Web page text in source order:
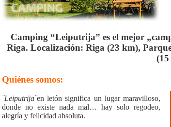
Camping “Leiputrija” es el mejor
Riga. Localización: Riga (23 km),
Quiénes somos:
¨Leiputrija¨en letón significa un lugar maravilloso,
donde no existe nada mal… hay solo regodeo,
alegría y felicidad absoluta.